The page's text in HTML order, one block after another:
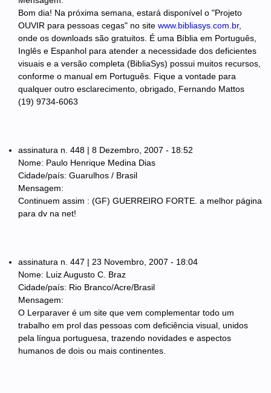
Bom dia! Na próxima semana, estará disponível o "Projeto
OUVIR para pessoas cegas" no site www.bibliasys.com.br,
onde os downloads são gratuitos. É uma Bíblia em Português,
Inglês e Espanhol para atender a necessidade dos deficientes
visuais e a versão completa (BibliaSys) possui muitos recursos,
conforme o manual em Português. Fique a vontade para
qualquer outro esclarecimento, obrigado, Fernando Mattos
(19) 9734-6063
assinatura n. 448 | 8 Dezembro, 2007 - 18:52
Nome: Paulo Henrique Medina Dias
Cidade/país: Guarulhos / Brasil
Mensagem:
Continuem assim : (GF) GUERREIRO FORTE. a melhor página
para dv na net!
assinatura n. 447 | 23 Novembro, 2007 - 18:04
Nome: Luiz Augusto C. Braz
Cidade/país: Rio Branco/Acre/Brasil
Mensagem:
O Lerparaver é um site que vem complementar todo um
trabalho em prol das pessoas com deficiência visual, unidos
pela língua portuguesa, trazendo novidades e aspectos
humanos de dois ou mais continentes.